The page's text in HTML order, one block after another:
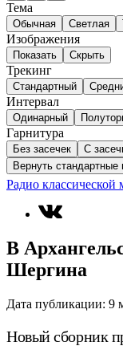
Тема
Обычная Светлая
Изображения
Показать Скрыть
Трекинг
Стандартный
Интервал
Одинарный
Гарнитура
Без засечек
С
Вернуть стандартные
Радио
В
Шергина
Дата публикации: 9
Новый сборник